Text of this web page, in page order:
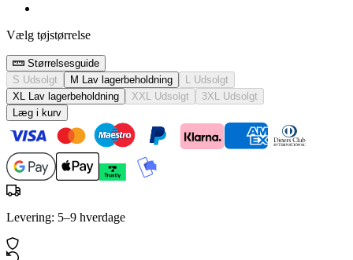
Vælg tøjstørrelse
Størrelsesguide
S Udsolgt M Lav lagerbeholdning L Udsolgt
XL Lav lagerbeholdning XXL Udsolgt 3XL Udsolgt
Læg i kurv
Levering: 5–9 hverdage